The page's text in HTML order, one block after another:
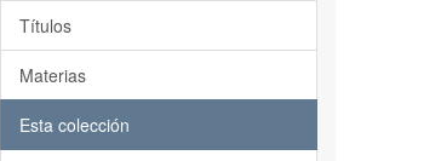
Títulos
Materias
Esta colección